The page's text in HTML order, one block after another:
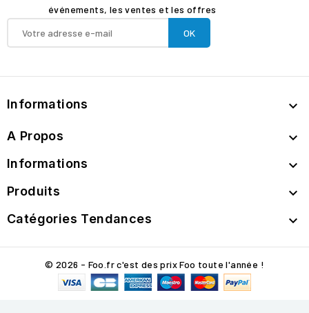
événements, les ventes et les offres
Informations 
A Propos 
Informations 
Produits 
Catégories Tendances 
© 2026 - Foo.fr c'est des prix Foo toute l'année !